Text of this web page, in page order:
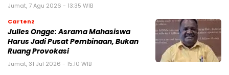
Jumat, 7 Agu 2026 - 13:35 WIB
Cartenz
Julles Ongge: Asrama Mahasiswa
Harus Jadi Pusat Pembinaan, Bukan
Ruang Provokasi
Jumat, 31 Jul 2026 - 15:10 WIB